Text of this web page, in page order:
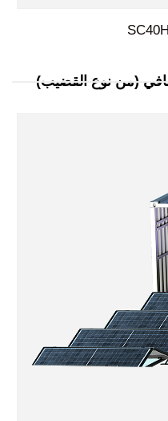
(من نوع القضيب)